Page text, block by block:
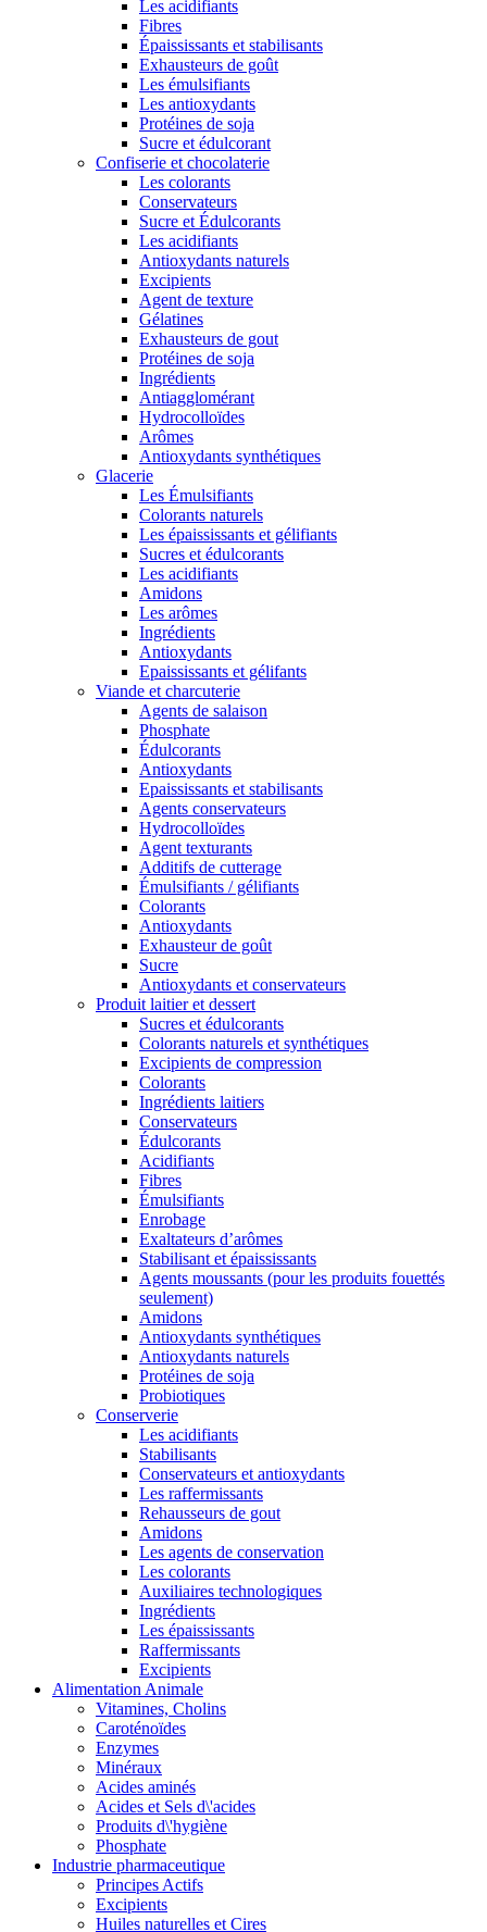
Les acidifiants
Fibres
Épaississants et stabilisants
Exhausteurs de goût
Les émulsifiants
Les antioxydants
Protéines de soja
Sucre et édulcorant
Confiserie et chocolaterie
Les colorants
Conservateurs
Sucre et Édulcorants
Les acidifiants
Antioxydants naturels
Excipients
Agent de texture
Gélatines
Exhausteurs de gout
Protéines de soja
Ingrédients
Antiagglomérant
Hydrocolloïdes
Arômes
Antioxydants synthétiques
Glacerie
Les Émulsifiants
Colorants naturels
Les épaississants et gélifiants
Sucres et édulcorants
Les acidifiants
Amidons
Les arômes
Ingrédients
Antioxydants
Epaississants et gélifants
Viande et charcuterie
Agents de salaison
Phosphate
Édulcorants
Antioxydants
Epaississants et stabilisants
Agents conservateurs
Hydrocolloïdes
Agent texturants
Additifs de cutterage
Émulsifiants / gélifiants
Colorants
Antioxydants
Exhausteur de goût
Sucre
Antioxydants et conservateurs
Produit laitier et dessert
Sucres et édulcorants
Colorants naturels et synthétiques
Excipients de compression
Colorants
Ingrédients laitiers
Conservateurs
Édulcorants
Acidifiants
Fibres
Émulsifiants
Enrobage
Exaltateurs d’arômes
Stabilisant et épaississants
Agents moussants (pour les produits fouettés
seulement)
Amidons
Antioxydants synthétiques
Antioxydants naturels
Protéines de soja
Probiotiques
Conserverie
Les acidifiants
Stabilisants
Conservateurs et antioxydants
Les raffermissants
Rehausseurs de gout
Amidons
Les agents de conservation
Les colorants
Auxiliaires technologiques
Ingrédients
Les épaississants
Raffermissants
Excipients
Alimentation Animale
Vitamines, Cholins
Caroténoïdes
Enzymes
Minéraux
Acides aminés
Acides et Sels d\'acides
Produits d\'hygiène
Phosphate
Industrie pharmaceutique
Principes Actifs
Excipients
Huiles naturelles et Cires